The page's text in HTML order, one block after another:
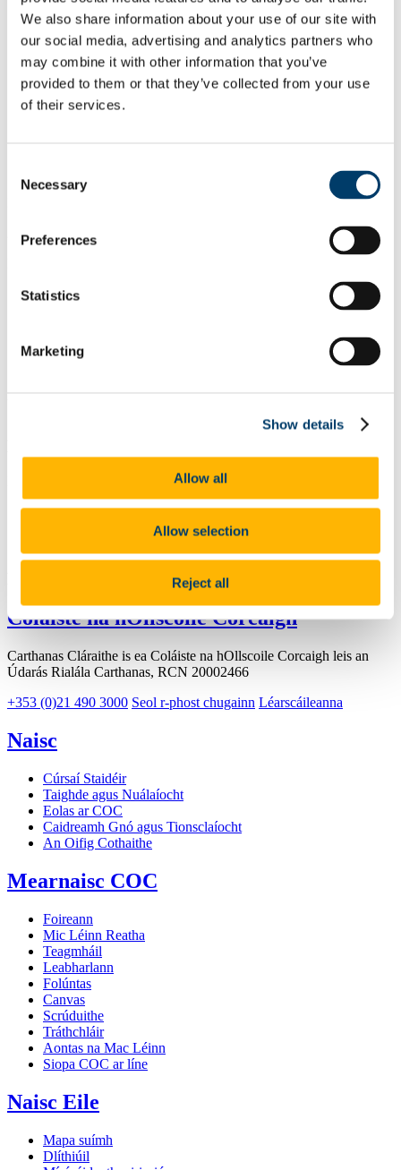
We also share information about your use of our site with
our social media, advertising and analytics partners who
may combine it with other information that you’ve
provided to them or that they’ve collected from your use
of their services.
Selection
Necessary
Preferences
Statistics
Marketing
Show details
Allow all
Allow selection
Reject all
Suíomh Gréasáin
Cúrsaí
Coláiste na hOllscoile Corcaigh
20 Bealtaine 2014
Facebook
Coláiste na hOllscoile Corcaigh
Bóthar an Choláiste, Corcaigh, T12 K8AF
+353 (0)21 490 3000
Coláiste na hOllscoile Corcaigh
Carthanas Cláraithe is ea Coláiste na hOllscoile Corcaigh leis an
Údarás Rialála Carthanas, RCN 20002466
+353 (0)21 490 3000 Seol r-phost chugainn Léarscáileanna
Naisc
Cúrsaí Staidéir
Taighde agus Nuálaíocht
Eolas ar COC
Caidreamh Gnó agus Tionsclaíocht
An Oifig Cothaithe
Mearnaisc COC
Foireann
Mic Léinn Reatha
Teagmháil
Leabharlann
Folúntas
Canvas
Scrúduithe
Tráthchláir
Aontas na Mac Léinn
Siopa COC ar líne
Naisc Eile
Mapa suímh
Dlíthiúil